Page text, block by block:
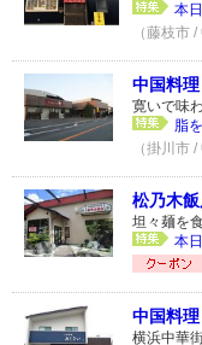
本
（藤枝市
中国料
寛いで味
脂
（掛川市
松乃木
坦々麺を
本
中国料
横浜中華